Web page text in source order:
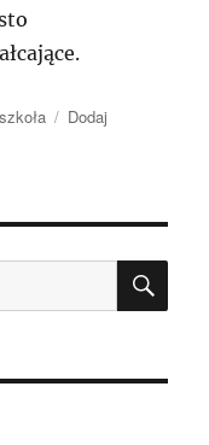
szkoła
Dodaj